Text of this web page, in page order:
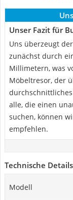
Unser Fazit für
Uns überzeugt
zunächst durch
Millimetern, was
Möbeltresor, der
durchschnittliches
alle, die einen
suchen, können
empfehlen.
Technische Details
Modell